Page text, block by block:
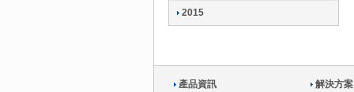
2015
產品資訊 解決方案